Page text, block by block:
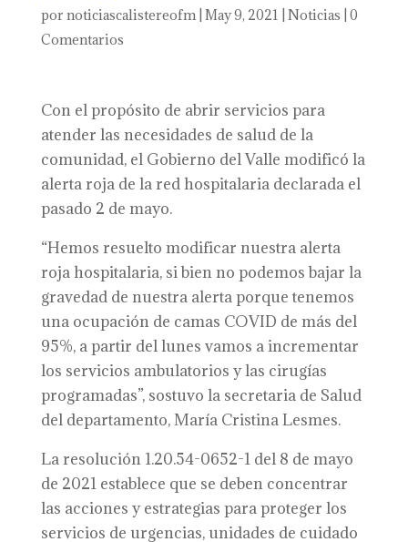
por noticiascalistereofm| May 9, 2021 Noticias 0
Comentarios
Con el propósito de abrir servicios para
atender las necesidades de salud de la
comunidad, el Gobierno del Valle modificó la
alerta roja de la red hospitalaria declarada el
pasado 2 de mayo.
“Hemos resuelto modificar nuestra alerta
roja hospitalaria, si bien no podemos bajar la
gravedad de nuestra alerta porque tenemos
una ocupación de camas COVID de más del
95%, a partir del lunes vamos a incrementar
los servicios ambulatorios y las cirugías
programadas”, sostuvo la secretaria de Salud
del departamento, María Cristina Lesmes.
La resolución 1.20.54-0652-1 del 8 de mayo
de 2021 establece que se deben concentrar
las acciones y estrategias para proteger los
servicios de urgencias, unidades de cuidado